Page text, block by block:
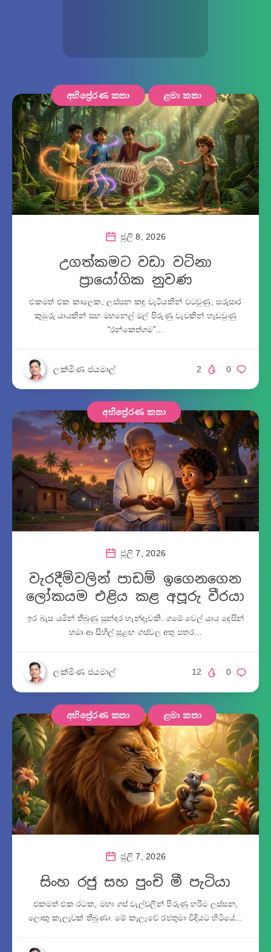
අභිප්‍රේරණ කතා ළමා කතා
ජූලි 8, 2026
උගත්කමට වඩා වටිනා
ප්‍රායෝගික නුවණ
එකමත් එක කාලෙක, ලස්සන කඳු වැටියකින් වටවුණු, සරුසාර
කුඹුරු යායකින් සහ මහනෙල් මල් පිරුණු වැවකින් හැඩවුණු
“රන්කෙත්ගම”…
ලක්මිණ ජයමාල් 0
2
අභිප්‍රේරණ කතා
ජූලි 7, 2026
වැරදීම්වලින් පාඩම් ඉගෙනගෙන
ලෝකයම එළිය කළ අපූරු වීරයා
ඉර බැස යමින් තිබුණු සුන්දර හැන්දෑවකි. ගමේ වෙල් යාය දෙසින්
හමා ආ සිහිල් සුළඟ ගස්වල අතු පතර…
ලක්මිණ ජයමාල් 0
12
අභිප්‍රේරණ කතා ළමා කතා
ජූලි 7, 2026
සිංහ රජු සහ පුංචි මී පැටියා
එකමත් එක රටක, මහා ගස් වැල්වලින් පිරුණු හරිම ලස්සන,
ලොකු කැලෑවක් තිබුණා. මේ කැලෑවේ රජතුමා විදියට හිටියේ…